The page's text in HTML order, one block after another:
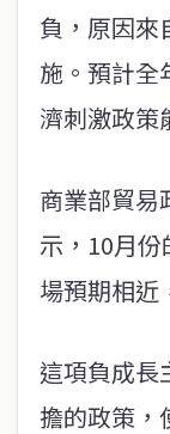
負，原因來
施。預計全
濟刺激政策
商業部貿易
示，10月
場預期相近
這項負成長
擔的政策，